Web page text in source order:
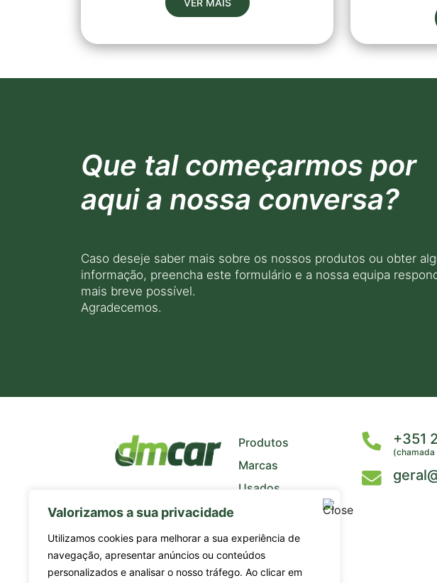
Valorizamos a sua privacidade
Utilizamos cookies para melhorar a sua experiência de
navegação, apresentar anúncios ou conteúdos
personalizados e analisar o nosso tráfego. Ao clicar em
Que tal começarmos por
aqui a nossa conversa?
Caso deseje saber mais sobre os nossos produtos ou obter
informação, preencha este formulário e a nossa equipa
mais breve possível.
Agradecemos.
Produtos
Marcas
Usados
Notícias
+351